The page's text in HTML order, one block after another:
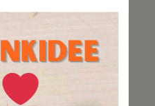
Eine perfekte